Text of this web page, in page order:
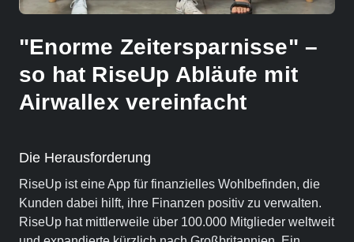
"Enorme Zeitersparnisse" –
so hat RiseUp Abläufe mit
Airwallex vereinfacht
Die Herausforderung
RiseUp ist eine App für finanzielles Wohlbefinden, die
Kunden dabei hilft, ihre Finanzen positiv zu verwalten.
RiseUp hat mittlerweile über 100.000 Mitglieder weltweit